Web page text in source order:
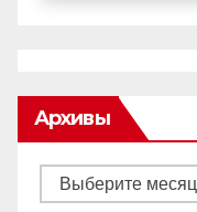
Архивы
Архивы